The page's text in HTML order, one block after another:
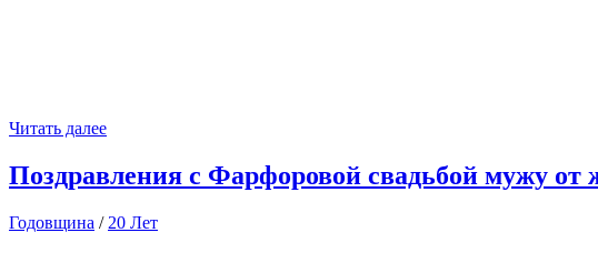
Читать далее
Поздравления с Фарфоровой свадьбой мужу от
Годовщина / 20 Лет